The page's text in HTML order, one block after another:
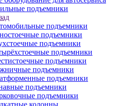
подъемники
подъемники
подъемники
подъемники
подъемники
подъемники
подъемники
подъемники
подъемники
подъемники
колонны